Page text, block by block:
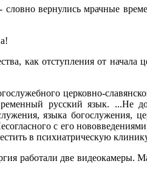
вернулись мрачные
как отступления от начала
церковно-
русский язык. ...Не
языка богослужения,
с его
в психиатрическую
работали две видеокамеры.